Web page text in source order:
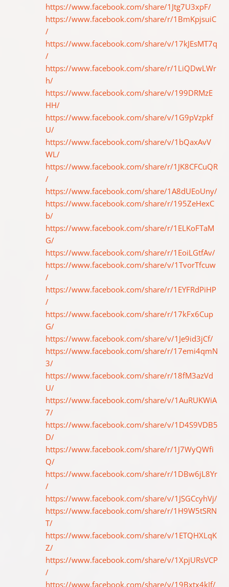
https://www.facebook.com/share/1Jtg7U3xpF/
https://www.facebook.com/share/r/1BmKpjsuiC
/
https://www.facebook.com/share/v/17kJEsMT7q
/
https://www.facebook.com/share/r/1LiQDwLWr
h/
https://www.facebook.com/share/v/199DRMzE
HH/
https://www.facebook.com/share/v/1G9pVzpkf
U/
https://www.facebook.com/share/v/1bQaxAvV
WL/
https://www.facebook.com/share/r/1JK8CFCuQR
/
https://www.facebook.com/share/1A8dUEoUny/
https://www.facebook.com/share/r/195ZeHexC
b/
https://www.facebook.com/share/r/1ELKoFTaM
G/
https://www.facebook.com/share/r/1EoiLGtfAv/
https://www.facebook.com/share/v/1TvorTfcuw
/
https://www.facebook.com/share/r/1EYFRdPiHP
/
https://www.facebook.com/share/r/17kFx6Cup
G/
https://www.facebook.com/share/v/1Je9id3jCf/
https://www.facebook.com/share/r/17emi4qmN
3/
https://www.facebook.com/share/r/18fM3azVd
U/
https://www.facebook.com/share/v/1AuRUKWiA
7/
https://www.facebook.com/share/v/1D4S9VDB5
D/
https://www.facebook.com/share/r/1J7WyQWfi
Q/
https://www.facebook.com/share/r/1DBw6jL8Yr
/
https://www.facebook.com/share/v/1JSGCcyhVj/
https://www.facebook.com/share/r/1H9W5tSRN
T/
https://www.facebook.com/share/v/1ETQHXLqK
Z/
https://www.facebook.com/share/v/1XpjURsVCP
/
https://www.facebook.com/share/v/19Bxtx4kJf/